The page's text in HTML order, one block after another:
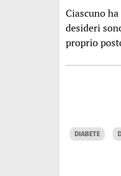
Ciascuno
desideri
proprio
DIABETE